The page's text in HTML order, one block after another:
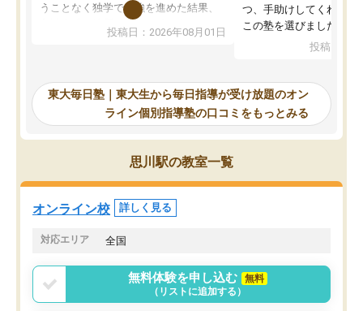
うことなく独学で勉強を進めた結果、
入試本番に地歴の学習が間に合わず不
合格となってしまいました。その経験
東大毎日塾にたどり着きました。学習
の長期計画や日々の勉強のやり方につ
いて客観的なアドバイスをいただけた
ので、自信をもって受験勉強を進める
ことができました。自分のように勉強
のやり方や進捗管理で苦労している方
には特におすすめしたい塾です。
投稿日：2026年08月01日
つ、手助けしてくれる設
この塾を選びました。
投稿日：
東大毎日塾｜東大生から毎日指導が受け放題のオン
ライン個別指導塾の口コミをもっとみる
思川駅の教室一覧
オンライン校 詳しく見る
対応エリア 全国
無料体験を申し込む
無料
（リストに追加する）